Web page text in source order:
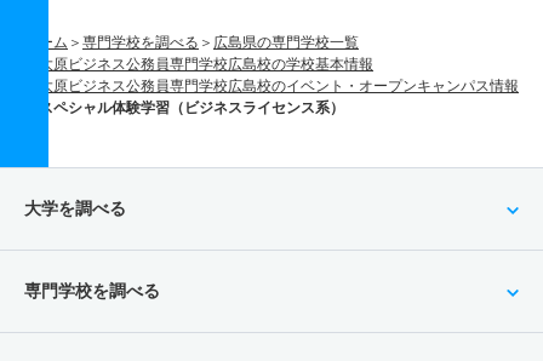
ホーム 専門学校を調べる
広島県の専門学校一覧
大原ビジネス公務員専門学校広島校の学校基本情報
大原ビジネス公務員専門学校広島校のイベント・オープンキャンパス情報
スペシャル体験学習（ビジネスライセンス系）
大学を調べる
専門学校を調べる